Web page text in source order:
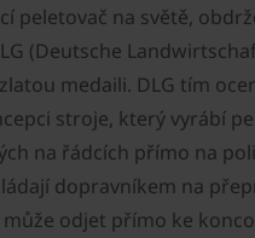
peletovač na světě,
(Deutsche
medaili. DLG tím
stroje, který vyrábí
na řádcích přímo na
dopravníkem na
odjet přímo ke